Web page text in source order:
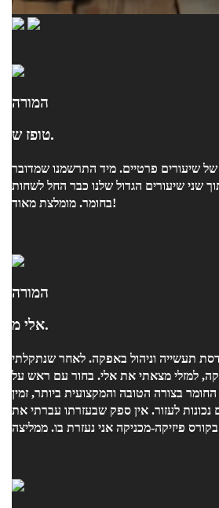
המורה
טופז ש.
שיעורים פרטיים. מיד התרשמנו שמדובר
שני שיעורים הגדול שלנו כבר החל לשחות
בחומר. מומלצת מאוד!
המורה
אלי מ.
תעשייה וניהול באפקה. לאחר שנתקלתי
למזלי מצאתי את אלי. בחור עם ראש על
בצורה הטובה והמקצועית ביותר, זמין
לעזור. אין ספק שבעזרתו עברתי את
פיזיקה-מכניקה אני נעזרת בו. ממליצה